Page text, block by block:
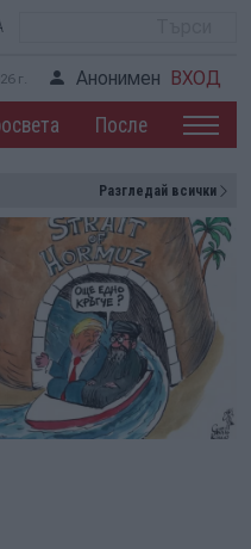
г. Анонимен ВХОД
После
Разгледай всички